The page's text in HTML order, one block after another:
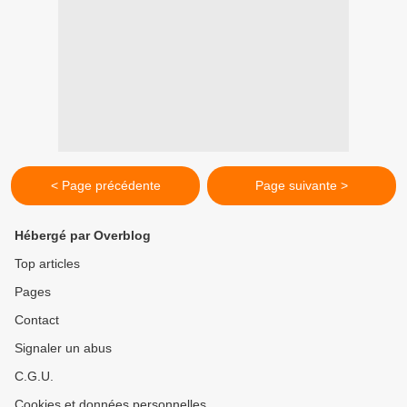
< Page précédente Page suivante >
Hébergé par Overblog
Top articles
Pages
Contact
Signaler un abus
C.G.U.